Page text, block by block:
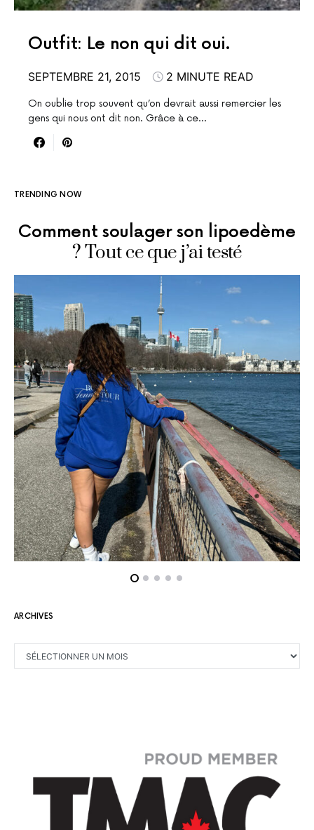
Outfit: Le non qui dit oui.
SEPTEMBRE 21, 2015 2 MINUTE READ
On oublie trop souvent qu’on devrait aussi remercier les
gens qui nous ont dit non. Grâce à ce…
TRENDING NOW
Comment soulager son lipoedème
? Tout ce que j’ai testé
ARCHIVES
ARCHIVES